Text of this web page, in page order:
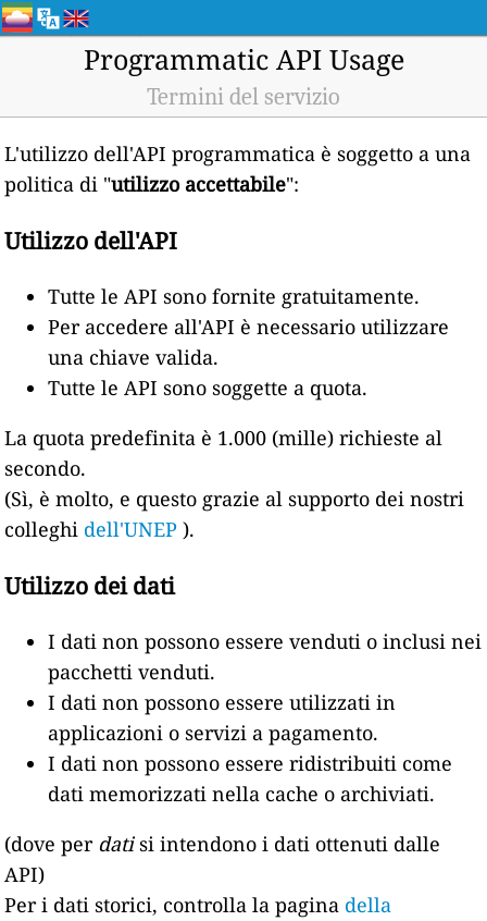
Programmatic API Usage
Termini del servizio
L'utilizzo dell'API programmatica è soggetto a una
politica di "utilizzo accettabile":
Utilizzo dell'API
Tutte le API sono fornite gratuitamente.
Per accedere all'API è necessario utilizzare
una chiave valida.
Tutte le API sono soggette a quota.
La quota predefinita è 1.000 (mille) richieste al
secondo.
(Sì, è molto, e questo grazie al supporto dei nostri
colleghi dell'UNEP ).
Utilizzo dei dati
I dati non possono essere venduti o inclusi nei
pacchetti venduti.
I dati non possono essere utilizzati in
applicazioni o servizi a pagamento.
I dati non possono essere ridistribuiti come
dati memorizzati nella cache o archiviati.
(dove per datisi intendono i dati ottenuti dalle
API)
Per i dati storici, controlla la pagina della